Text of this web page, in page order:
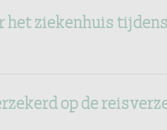
het ziekenhuis
op de